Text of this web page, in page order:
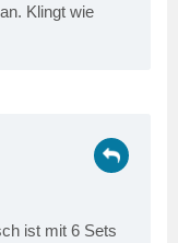
Klingt wie
ist mit 6 Sets